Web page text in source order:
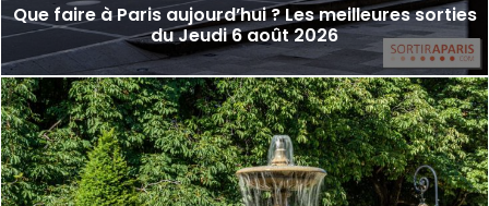
Que faire à Paris aujourd’hui ? Les meilleures sorties
du Jeudi 6 août 2026